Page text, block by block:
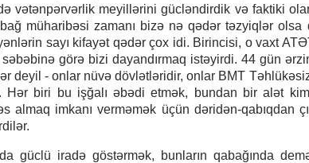
vətənpərvərlik meyillərini gücləndirdik və faktiki
müharibəsi zamanı bizə nə qədər təzyiqlər
sayı kifayət qədər çox idi. Birincisi, o vaxt
görə bizi dayandırmaq istəyirdi. 44 gün
deyil - onlar nüvə dövlətləridir, onlar BMT
Hər biri bu işğalı əbədi etmək, bundan bir alət
almaq imkanı verməmək üçün dəridən-qabıqdan
güclü iradə göstərmək, bunların qabağında